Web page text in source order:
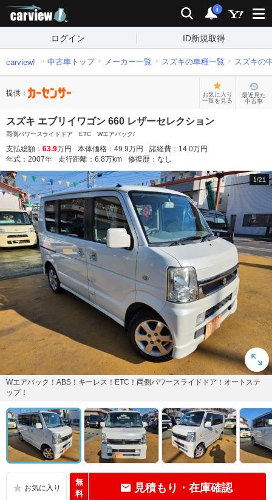
検索 通知
i
ログイン ID新規取得
carview! 中古車トップ メーカー一覧 スズキの車種一覧 スズキの
提供：
お気に入り
一覧を見る
最近見た
中古車
スズキ エブリイワゴン 660 レザーセレクション
両側パワースライドドア ETC Wエアバック/
支払総額： 63.9万円 本体価格： 49.9万円 諸経費： 14.0万円
年式： 2007年 走行距離： 6.8万km 修復歴： なし
1/21
Wエアバック！ABS！キーレス！ETC！両側パワースライドドア！オートステ
ップ！
無
料
見積もり・在庫確認